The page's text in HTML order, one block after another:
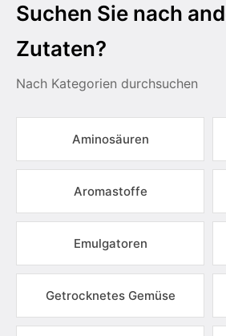
Suchen Sie nach
Zutaten?
Nach Kategorien durchsuchen
Aminosäuren
Aromastoffe
Emulgatoren
Getrocknetes Gemüse